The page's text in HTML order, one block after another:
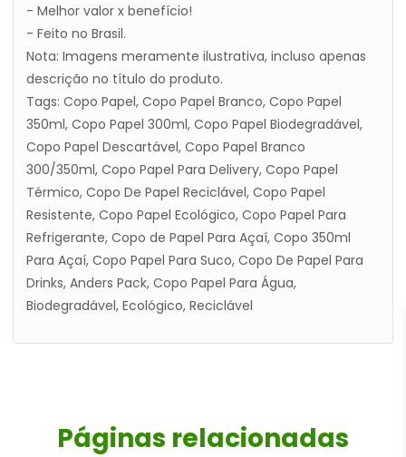
- Melhor valor x benefício!
- Feito no Brasil.
Nota: Imagens meramente ilustrativa, incluso apenas
descrição no título do produto.
Tags: Copo Papel, Copo Papel Branco, Copo Papel
350ml, Copo Papel 300ml, Copo Papel Biodegradável,
Copo Papel Descartável, Copo Papel Branco
300/350ml, Copo Papel Para Delivery, Copo Papel
Térmico, Copo De Papel Reciclável, Copo Papel
Resistente, Copo Papel Ecológico, Copo Papel Para
Refrigerante, Copo de Papel Para Açaí, Copo 350ml
Para Açaí, Copo Papel Para Suco, Copo De Papel Para
Drinks, Anders Pack, Copo Papel Para Água,
Biodegradável, Ecológico, Reciclável
Páginas relacionadas